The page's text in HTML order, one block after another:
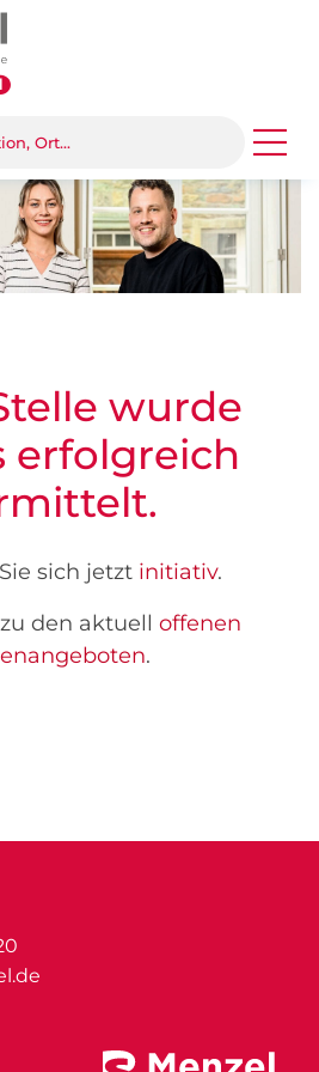
wurde
erfolgreich
sich jetzt initiativ.
den aktuell offenen
.